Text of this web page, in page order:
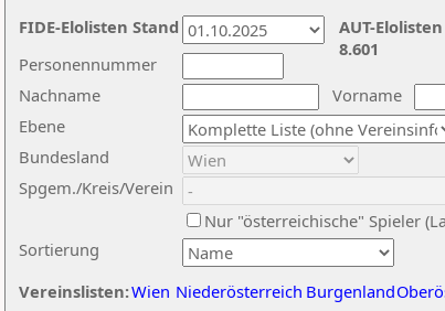
Nachname
Vorname
Ebene
Sortierung
Personennummer
Bundesland
Spgem./Kreis/Verein
Nur "österreichische" Spieler
Vereinslisten:Wien Niederösterreich Burgenland
AUT-
8.601
FIDE-Elolisten Stand